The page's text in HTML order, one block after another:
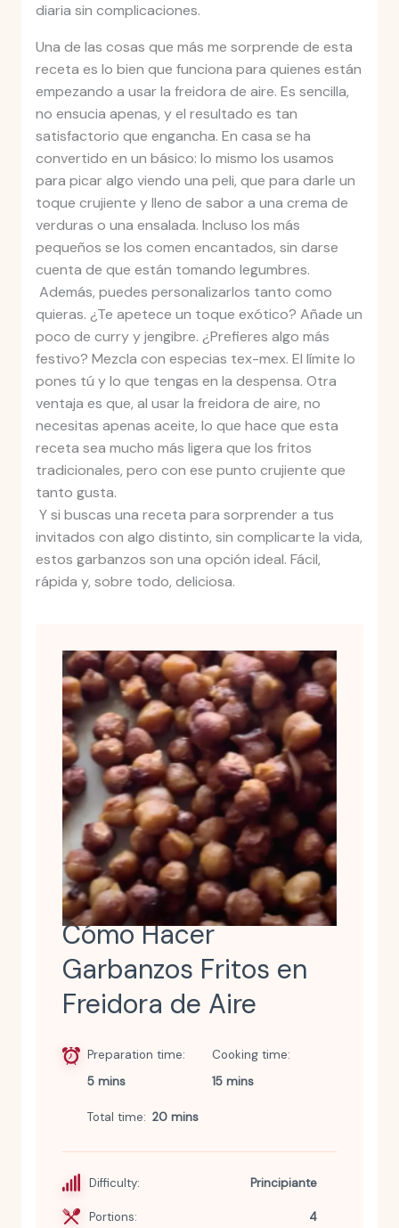
diaria sin complicaciones.
Una de las cosas que más me sorprende de esta
receta es lo bien que funciona para quienes están
empezando a usar la freidora de aire. Es sencilla,
no ensucia apenas, y el resultado es tan
satisfactorio que engancha. En casa se ha
convertido en un básico: lo mismo los usamos
para picar algo viendo una peli, que para darle un
toque crujiente y lleno de sabor a una crema de
verduras o una ensalada. Incluso los más
pequeños se los comen encantados, sin darse
cuenta de que están tomando legumbres.
Además, puedes personalizarlos tanto como
quieras. ¿Te apetece un toque exótico? Añade un
poco de curry y jengibre. ¿Prefieres algo más
festivo? Mezcla con especias tex-mex. El límite lo
pones tú y lo que tengas en la despensa. Otra
ventaja es que, al usar la freidora de aire, no
necesitas apenas aceite, lo que hace que esta
receta sea mucho más ligera que los fritos
tradicionales, pero con ese punto crujiente que
tanto gusta.
Y si buscas una receta para sorprender a tus
invitados con algo distinto, sin complicarte la vida,
estos garbanzos son una opción ideal. Fácil,
rápida y, sobre todo, deliciosa.
Cómo Hacer
Garbanzos Fritos en
Freidora de Aire
Preparation time
5 mins
Cooking time
15 mins
Total time 20 mins
Difficulty: Principiante
Portions: 4